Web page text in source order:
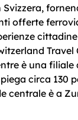
offerte
è una filiale
circa 130
centrale è a